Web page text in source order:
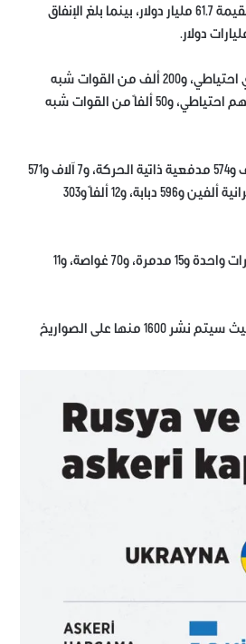
وبلغ إنفاق روسيا على جيشها نسبة إلى ناتجها المحلي الإجمالي في الماضي 4.3% بقيمة 61.7 مليار دولار، بينما بلغ الإنفاق
ويتألف الجيش الروسي من 850 ألف عسكري نشط في الخدمة، و250 ألف عسكري احتياطي، و200 ألف من القوات شبه
العسكرية، بينما يضم الجيش الأوكراني 250 ألف عسكري نشط في الخدمة، ومثلهم احتياطي، و50 ألفاً من القوات شبه
وتمتلك القوات البرية الروسية 12 ألفاً و420 دبابة، و30 ألفاً و122 عربة مصفحة، و6 آلاف و574 مدفعية ذاتية الحركة، و7 آلاف و571
مدفع هاوتزر، و3 آلاف 391 قاذفة صواريخ متحركة، بينما تمتلك القوات البرية الأوكرانية ألفين و596 دبابة، و12 ألفاً و303
وتتفوق روسيا على أوكرانيا في سلاح البحرية على أوكرانيا عبر امتلاكها حاملة طائرات واحدة و15 مدمرة، و70 غواصة، و11
وتشير التقديرات إلى وجود 4 آلاف و490 رأساً حربياً في الترسانة النووية الروسية، حيث سيتم نشر 1600 منها على الصواريخ